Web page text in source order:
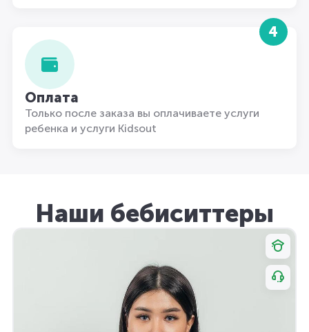
4
Оплата
Только после заказа вы оплачиваете услуги
ребенка и услуги Kidsout
Наши бебиситтеры